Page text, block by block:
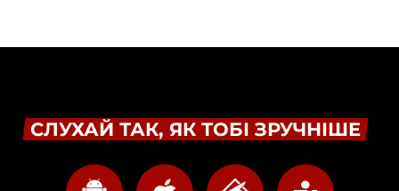
СЛУХАЙ ТАК, ЯК ТОБІ ЗРУЧНІШЕ